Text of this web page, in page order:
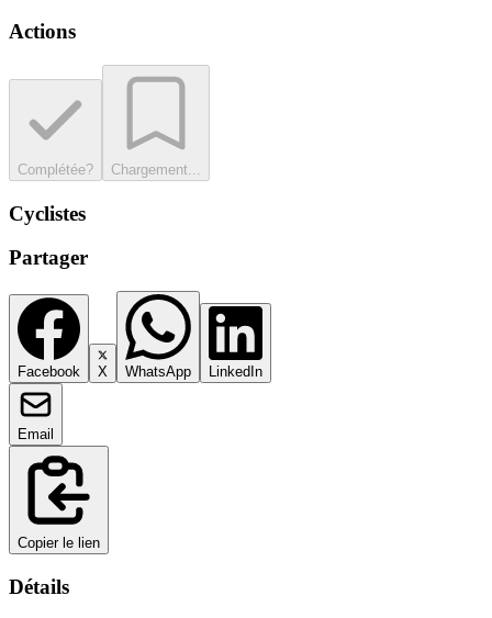
Actions
Complétée? Chargement...
Cyclistes
Partager
Facebook X WhatsApp LinkedIn
Email
Copier le lien
Détails